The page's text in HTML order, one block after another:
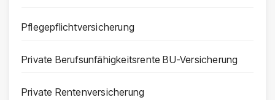
Pflegepflichtversicherung
Private Berufsunfähigkeitsrente BU-Versicherung
Private Rentenversicherung